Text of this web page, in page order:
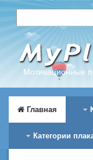
Мотивационные
Главная
Категории